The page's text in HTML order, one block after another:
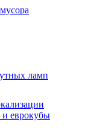
ламп
и еврокубы